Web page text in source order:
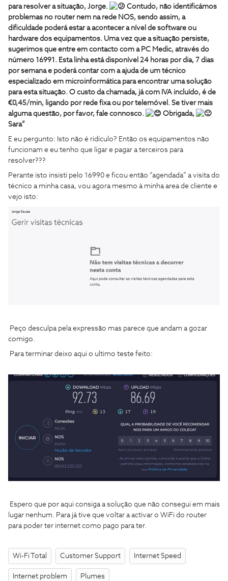
para resolver a situação, Jorge.
Contudo, não identificámos
problemas no router nem na rede NOS, sendo assim, a
dificuldade poderá estar a acontecer a nível de software ou
hardware dos equipamentos. Uma vez que a situação persiste,
sugerimos que entre em contacto com a PC Medic, através do
número 16991. Esta linha está disponível 24 horas por dia, 7 dias
por semana e poderá contar com a ajuda de um técnico
especializado em microinformática para encontrar uma solução
para esta situação. O custo da chamada, já com IVA incluído, é de
€0,45/min, ligando por rede fixa ou por telemóvel. Se tiver mais
alguma questão, por favor, fale connosco.
Obrigada,
Sara”
E eu pergunto: Isto não é ridículo? Então os equipamentos não
funcionam e eu tenho que ligar e pagar a terceiros para
resolver???
Perante isto insisti pelo 16990 e ficou então “agendada” a visita do
técnico a minha casa, vou agora mesmo à minha area de cliente e
vejo isto:
Peço desculpa pela expressão mas parece que andam a gozar
comigo.
Para terminar deixo aqui o ultimo teste feito:
Espero que por aqui consiga a solução que não consegui em mais
lugar nenhum. Para já tive que voltar a activar o WiFi do router
para poder ter internet como pago para ter.
Wi-Fi Total Customer Support Internet Speed
Internet problem Plumes